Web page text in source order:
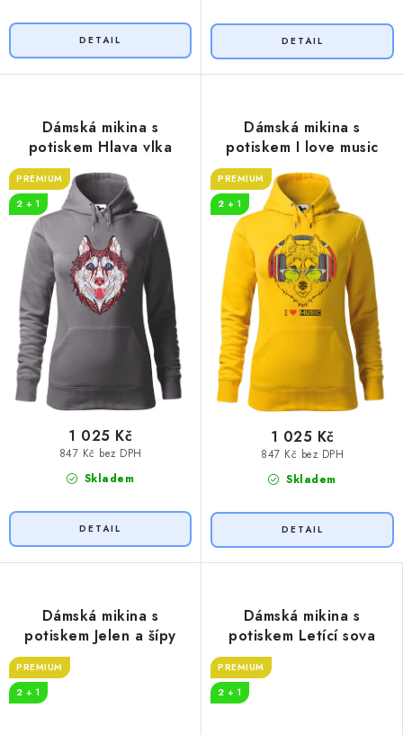
Dámská mikina s
potiskem Hlava vlka
PREMIUM
2 + 1
Skladem
847 Kč bez DPH
1 025 Kč
Dámská mikina s
potiskem I love music
PREMIUM
2 + 1
Skladem
847 Kč bez DPH
1 025 Kč
Dámská mikina s
potiskem Jelen a šípy
PREMIUM
2 + 1
Dámská mikina s
potiskem Letící sova
PREMIUM
2 + 1